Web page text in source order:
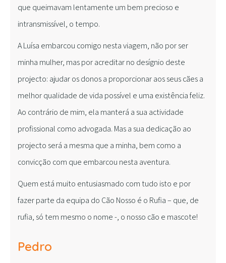
que queimavam lentamente um bem precioso e
intransmissível, o tempo.
A Luísa embarcou comigo nesta viagem, não por ser
minha mulher, mas por acreditar no desígnio deste
projecto: ajudar os donos a proporcionar aos seus cães a
melhor qualidade de vida possível e uma existência feliz.
Ao contrário de mim, ela manterá a sua actividade
profissional como advogada. Mas a sua dedicação ao
projecto será a mesma que a minha, bem como a
convicção com que embarcou nesta aventura.
Quem está muito entusiasmado com tudo isto e por
fazer parte da equipa do Cão Nosso é o Rufia – que, de
rufia, só tem mesmo o nome -, o nosso cão e mascote!
Pedro